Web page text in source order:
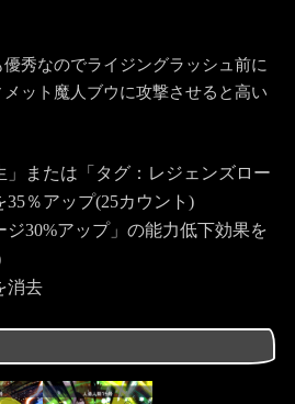
秀なのでライジングラッシュ前に
ット魔人ブウに攻撃させると高い
」または「タグ：レジェンズロー
35％アップ(25カウント)
30%アップ」の能力低下効果を
消去